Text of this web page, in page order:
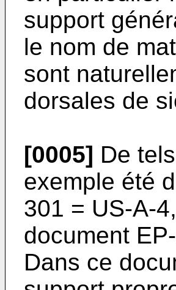
support
le nom de
sont
dorsales de
[0005] De
exemple été
301 = US-A-
document
Dans ce